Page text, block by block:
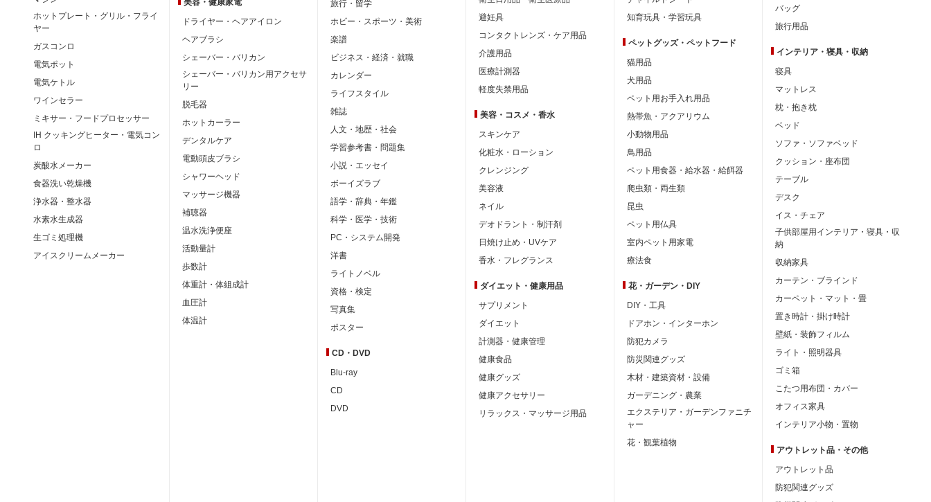
ホットプレート・グリル・フライ
ヤー
ガスコンロ
電気ポット
電気ケトル
ワインセラー
ミキサー・フードプロセッサー
IH クッキングヒーター・電気コン
ロ
炭酸水メーカー
食器洗い乾燥機
浄水器・整水器
水素水生成器
生ゴミ処理機
アイスクリームメーカー
美容・健康家電
ドライヤー・ヘアアイロン
ヘアブラシ
シェーバー・バリカン
シェーバー・バリカン用アクセサ
リー
脱毛器
ホットカーラー
デンタルケア
電動頭皮ブラシ
シャワーヘッド
マッサージ機器
補聴器
温水洗浄便座
活動量計
歩数計
体重計・体組成計
血圧計
体温計
旅行・留学
ホビー・スポーツ・美術
楽譜
ビジネス・経済・就職
カレンダー
ライフスタイル
雑誌
人文・地歴・社会
学習参考書・問題集
小説・エッセイ
ボーイズラブ
語学・辞典・年鑑
科学・医学・技術
PC・システム開発
洋書
ライトノベル
資格・検定
写真集
ポスター
CD・DVD
Blu-ray
CD
DVD
避妊具
コンタクトレンズ・ケア用品
介護用品
医療計測器
軽度失禁用品
美容・コスメ・香水
スキンケア
化粧水・ローション
クレンジング
美容液
ネイル
デオドラント・制汗剤
日焼け止め・UVケア
香水・フレグランス
ダイエット・ 健康用品
サプリメント
ダイエット
計測器・健康管理
健康食品
健康グッズ
健康アクセサリー
リラックス・マッサージ用品
知育玩具・学習玩具
ペットグッズ・ペットフード
猫用品
犬用品
ペット用お手入れ用品
熱帯魚・アクアリウム
小動物用品
鳥用品
ペット用食器・給水器・給餌器
爬虫類・両生類
昆虫
ペット用仏具
室内ペット用家電
療法食
花・ガーデン・DIY
DIY・工具
ドアホン・インターホン
防犯カメラ
防災関連グッズ
木材・建築資材・設備
ガーデニング・農業
エクステリア・ガーデンファニチ
ャー
花・観葉植物
バッグ
旅行用品
インテリア・ 寝具・収納
寝具
マットレス
枕・抱き枕
ベッド
ソファ・ソファベッド
クッション・座布団
テーブル
デスク
イス・チェア
子供部屋用インテリア・寝具・収
納
収納家具
カーテン・ブラインド
カーペット・マット・畳
置き時計・掛け時計
壁紙・装飾フィルム
ライト・照明器具
ゴミ箱
こたつ用布団・カバー
オフィス家具
インテリア小物・置物
アウトレット品・ その他
アウトレット品
防犯関連グッズ